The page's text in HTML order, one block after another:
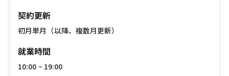
契約更新
初月単月（以降、複数月更新）
就業時間
10:00 ~ 19:00